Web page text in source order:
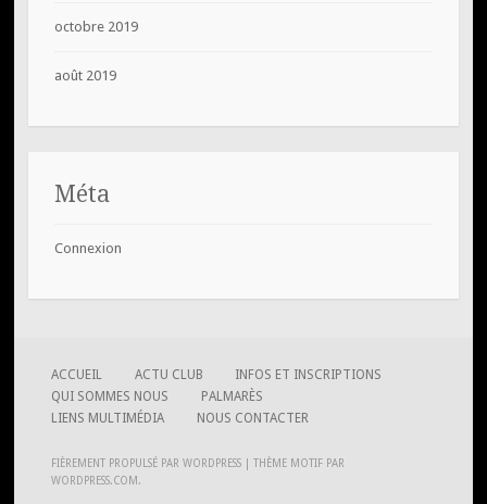
octobre 2019
août 2019
Méta
Connexion
ACCUEIL ACTU CLUB
INFOS ET INSCRIPTIONS
QUI SOMMES NOUS
PALMARÈS
LIENS MULTIMÉDIA
NOUS CONTACTER
FIÈREMENT PROPULSÉ PAR WORDPRESS |THÈME MOTIF PAR
WORDPRESS.COM .